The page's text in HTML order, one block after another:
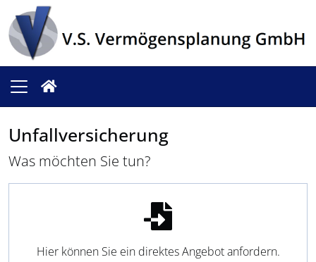
Unfallversicherung
Was möchten Sie tun?
Hier können Sie ein direktes Angebot anfordern.